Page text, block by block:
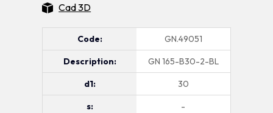
Code: GN.49051
Description: GN 165-B30-2-BL
d1: 30
s: -
Cad 3D